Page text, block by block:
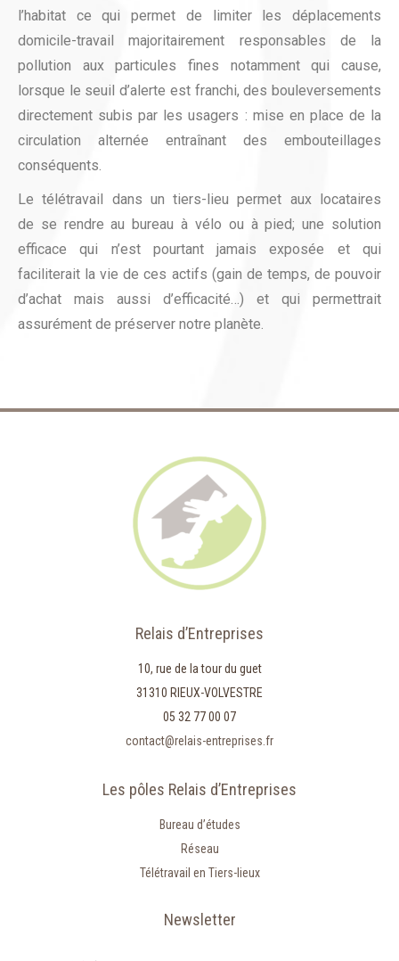
l’habitat ce qui permet de limiter les déplacements
domicile-travail majoritairement responsables de la
pollution aux particules fines notamment qui cause,
lorsque le seuil d’alerte est franchi, des bouleversements
directement subis par les usagers : mise en place de la
circulation alternée entraînant des embouteillages
conséquents.
Le télétravail dans un tiers-lieu permet aux locataires
de se rendre au bureau à vélo ou à pied; une solution
efficace qui n’est pourtant jamais exposée et qui
faciliterait la vie de ces actifs (gain de temps, de pouvoir
d’achat mais aussi d’efficacité…) et qui permettrait
assurément de préserver notre planète.
Relais d’Entreprises
10, rue de la tour du guet
31310 RIEUX-VOLVESTRE
05 32 77 00 07
contact@relais-entreprises.fr
Les pôles Relais d’Entreprises
Bureau d’études
Réseau
Télétravail en Tiers-lieux
Newsletter